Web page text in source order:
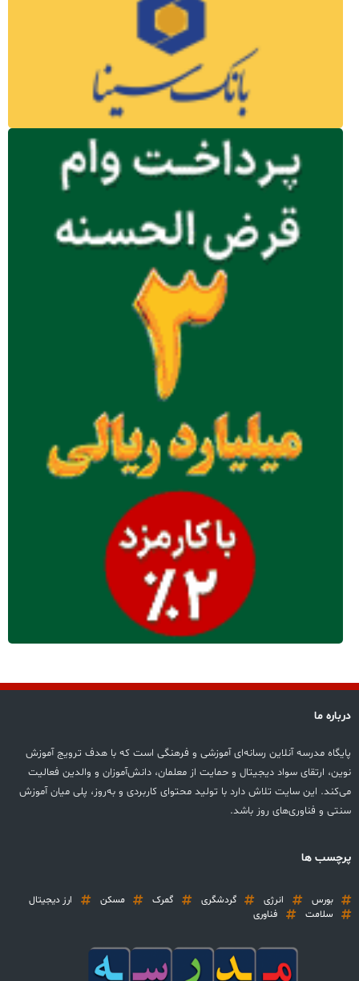
درباره ما
پایگاه مدرسه آنلاین رسانه‌ای آموزشی و فرهنگی است که با هدف ترویج آموزش
نوین، ارتقای سواد دیجیتال و حمایت از معلمان، دانش‌آموزان و والدین فعالیت
می‌کند. این سایت تلاش دارد با تولید محتوای کاربردی و به‌روز، پلی میان آموزش
سنتی و فناوری‌های روز باشد.
پرچسب ها
بورس انرژی گردشگری گمرک مسکن
ارز دیجیتال
سلامت
فناوری